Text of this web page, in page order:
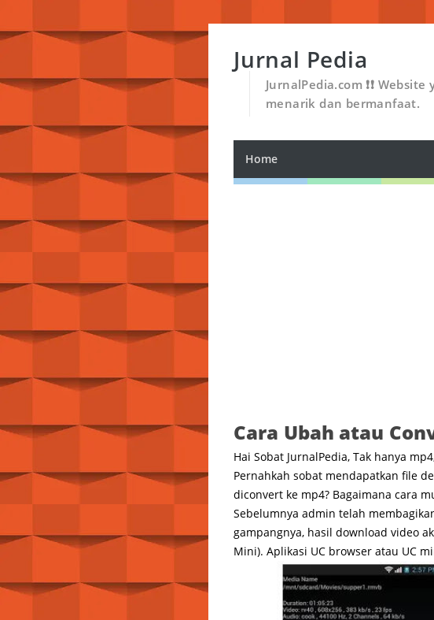
Jurnal Pedia
JurnalPedia.com ❗❗
menarik dan bermanfaat.
Home
Cara Ubah atau
Hai Sobat JurnalPedia, Tak hanya
Pernahkah sobat mendapatkan file
diconvert ke mp4? Bagaimana cara
Sebelumnya admin telah
gampangnya, hasil download video
Mini). Aplikasi UC browser atau UC